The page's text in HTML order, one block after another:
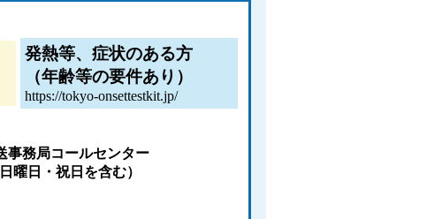
発熱等、症状のある方
（年齢等の要件あり）
https://tokyo-onsettestkit.jp/
事務局コールセンター
曜日・祝日を含む）